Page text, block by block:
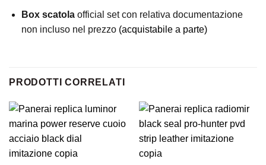
Box scatolaofficial set con relativa documentazione
non incluso nel prezzo(acquistabile a parte)
PRODOTTI CORRELATI